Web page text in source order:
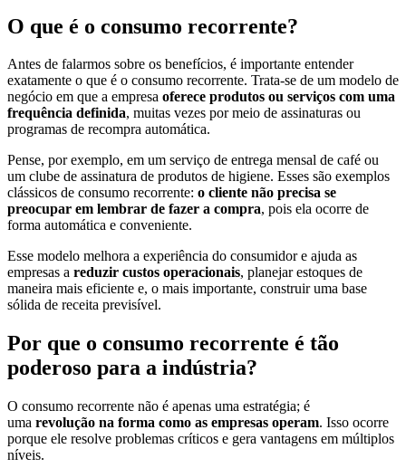
O que é o consumo recorrente?
Antes de falarmos sobre os benefícios, é importante entender
exatamente o que é o consumo recorrente. Trata-se de um modelo de
negócio em que a empresa oferece produtos ou serviços com uma
frequência definida, muitas vezes por meio de assinaturas ou
programas de recompra automática.
Pense, por exemplo, em um serviço de entrega mensal de café ou
um clube de assinatura de produtos de higiene. Esses são exemplos
clássicos de consumo recorrente: o cliente não precisa se
preocupar em lembrar de fazer a compra, pois ela ocorre de
forma automática e conveniente.
Esse modelo melhora a experiência do consumidor e ajuda as
empresas a reduzir custos operacionais, planejar estoques de
maneira mais eficiente e, o mais importante, construir uma base
sólida de receita previsível.
Por que o consumo recorrente é tão
poderoso para a indústria?
O consumo recorrente não é apenas uma estratégia; é
uma revolução na forma como as empresas operam. Isso ocorre
porque ele resolve problemas críticos e gera vantagens em múltiplos
níveis.